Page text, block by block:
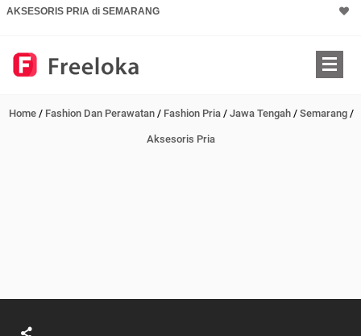
AKSESORIS PRIA di SEMARANG
Home/ Fashion Dan Perawatan/ Fashion Pria/ Jawa Tengah/ Semarang/
Aksesoris Pria